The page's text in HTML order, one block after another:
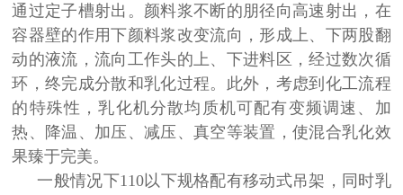
通过定子槽射出。颜料浆不断的朋径向高速射出，在
容器壁的作用下颜料浆改变流向，形成上、下两股翻
动的液流，流向工作头的上、下进料区，经过数次循
环，终完成分散和乳化过程。此外，考虑到化工流程
的特殊性，乳化机分散均质机可配有变频调速、加
热、降温、加压、减压、真空等装置，使混合乳化效
果臻于完美。
一般情况下110以下规格配有移动式吊架，同时乳